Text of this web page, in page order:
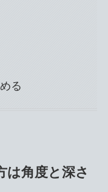
る
は角度と深さ